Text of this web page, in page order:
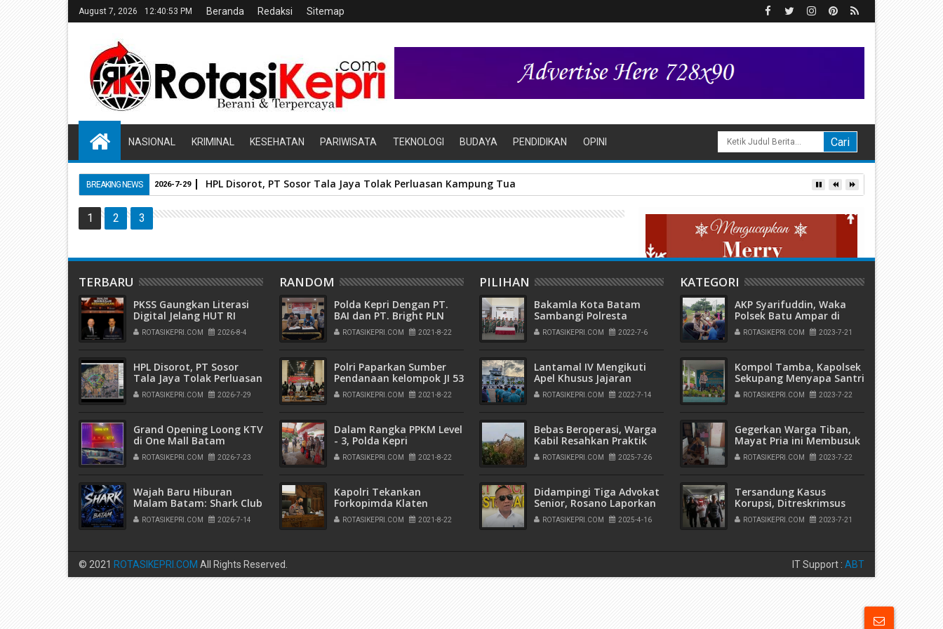
August 7, 2026 12:40:53 PM Beranda Redaksi Sitemap
NASIONAL KRIMINAL KESEHATAN PARIWISATA TEKNOLOGI BUDAYA PENDIDIKAN OPINI
BREAKING NEWS HPL Disorot, PT Sosor Tala Jaya Tolak Perluasan Kampung Tua
2026-7-29
1 2 3
TERBARU
PKSS Gaungkan Literasi
Digital Jelang HUT RI
ROTASIKEPRI.COM 2026-8-4
HPL Disorot, PT Sosor
Tala Jaya Tolak Perluasan
Kampung Tua
ROTASIKEPRI.COM 2026-7-29
Grand Opening Loong KTV
di One Mall Batam
Center, Nikmati Promo
Minuman Diskon 20
ROTASIKEPRI.COM 2026-7-23
Wajah Baru Hiburan
Malam Batam: Shark Club
Buka 15 Juli, Banyak
Promo Gila!
ROTASIKEPRI.COM 2026-7-14
RANDOM
Polda Kepri Dengan PT.
BAI dan PT. Bright PLN
Batam Tandatangani
Nota Kesepahaman
ROTASIKEPRI.COM 2021-8-22
Polri Paparkan Sumber
Pendanaan kelompok JI 53
Orang Terduga Teroris
yang Ditangkap di 11
ROTASIKEPRI.COM 2021-8-22
Dalam Rangka PPKM Level
- 3, Polda Kepri
Laksanakan Bakti Sosial
ROTASIKEPRI.COM 2021-8-22
Kapolri Tekankan
Forkopimda Klaten
Pastikan Prokes Agar
Perekonomian Warga
ROTASIKEPRI.COM 2021-8-22
PILIHAN
Bakamla Kota Batam
Sambangi Polresta
Barelang, Rayakan
Peringatan Hari
ROTASIKEPRI.COM 2022-7-6
Lantamal IV Mengikuti
Apel Khusus Jajaran
Armada I yang Dipimpin
Langsung Oleh
ROTASIKEPRI.COM 2022-7-14
Bebas Beroperasi, Warga
Kabil Resahkan Praktik
Jual Beli Tanah Timbunan
Ilegal di Wilayah
ROTASIKEPRI.COM 2025-7-26
Didampingi Tiga Advokat
Senior, Rosano Laporkan
Yusril Koto ke Polresta
Barelang
ROTASIKEPRI.COM 2025-4-16
KATEGORI
AKP Syarifuddin, Waka
Polsek Batu Ampar di
Kerumuni Warga
Kelurahan Sei Tering
ROTASIKEPRI.COM 2023-7-21
Kompol Tamba, Kapolsek
Sekupang Menyapa Santri
di Ponpes Madinah
ROTASIKEPRI.COM 2023-7-22
Gegerkan Warga Tiban,
Mayat Pria ini Membusuk
Saat Duduk di Kursi
ROTASIKEPRI.COM 2023-7-22
Tersandung Kasus
Korupsi, Ditreskrimsus
Polda Kepri Tangkap
Ketua LSM di Kepri
ROTASIKEPRI.COM 2023-7-21
© 2021 ROTASIKEPRI.COM All Rights Reserved. IT Support : ABT